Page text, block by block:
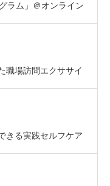
ラム」＠オンライン
職場訪問エクササイ
きる実践セルフケア